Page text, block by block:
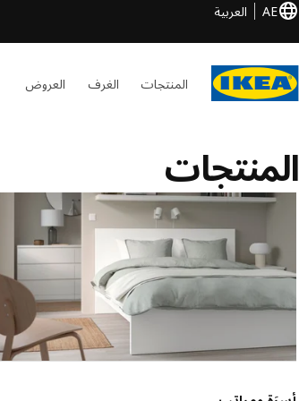
AE العربية
المنتجات الغرف العروض
المنتجات